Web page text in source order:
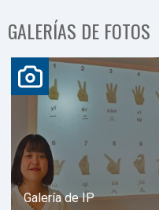
GALERÍAS DE FOTOS
Galería de IP